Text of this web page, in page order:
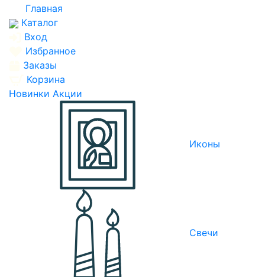
Главная
Каталог
Вход
Избранное
Заказы
Корзина
Новинки Акции
Иконы
Свечи